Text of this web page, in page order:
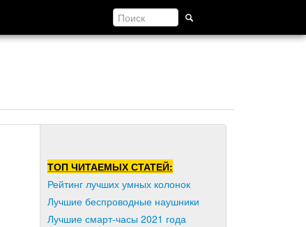
ТОП ЧИТАЕМЫХ СТАТЕЙ:
Рейтинг лучших умных колонок
Лучшие беспроводные наушники
Лучшие смарт-часы 2021 года